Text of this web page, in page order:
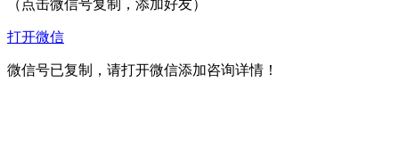
（点击微信号复制，添加好友）
打开微信
微信号已复制，请打开微信添加咨询详情！